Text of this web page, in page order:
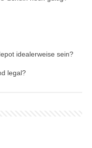
idealerweise sein?
legal?